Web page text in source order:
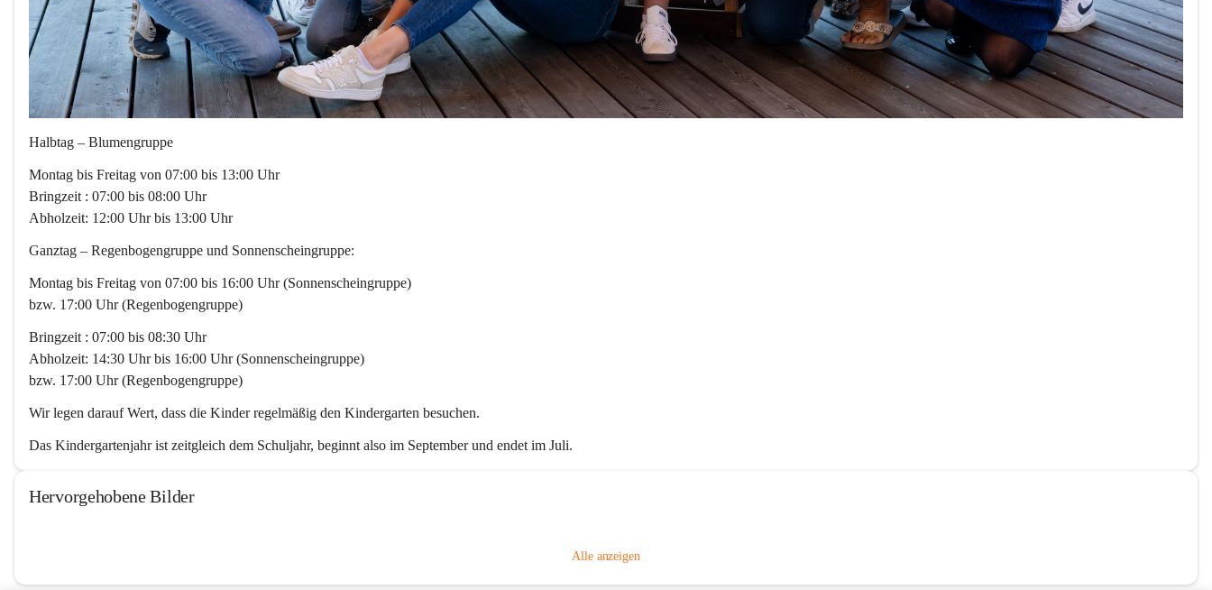
Halbtag – Blumengruppe
Montag bis Freitag von 07:00 bis 13:00 Uhr
Bringzeit : 07:00 bis 08:00 Uhr
Abholzeit: 12:00 Uhr bis 13:00 Uhr
Ganztag – Regenbogengruppe und Sonnenscheingruppe:
Montag bis Freitag von 07:00 bis 16:00 Uhr (Sonnenscheingruppe)
bzw. 17:00 Uhr (Regenbogengruppe)
Bringzeit : 07:00 bis 08:30 Uhr
Abholzeit: 14:30 Uhr bis 16:00 Uhr (Sonnenscheingruppe)
bzw. 17:00 Uhr (Regenbogengruppe)
Wir legen darauf Wert, dass die Kinder regelmäßig den Kindergarten besuchen.
Das Kindergartenjahr ist zeitgleich dem Schuljahr, beginnt also im September und endet im Juli.
Hervorgehobene Bilder
Alle anzeigen